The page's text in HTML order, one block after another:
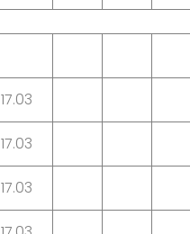
17.03
17.03
17.03